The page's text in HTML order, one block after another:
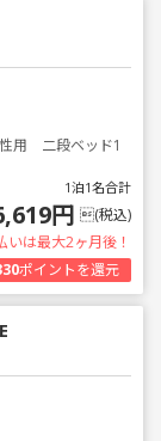
用 二段ベッド1
1泊1名合計
円 (税込)
いは最大2ヶ月後！
ポイントを還元